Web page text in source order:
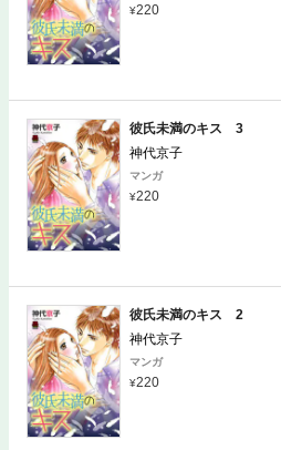
220
彼氏未満のキス 3
神代京子
マンガ
220
彼氏未満のキス 2
神代京子
マンガ
220